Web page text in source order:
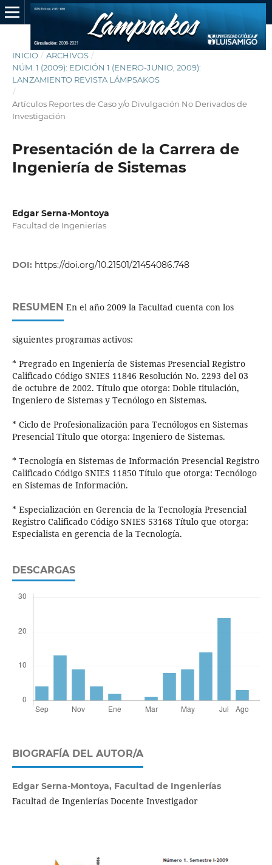
INICIO / ARCHIVOS /
NÚM. 1 (2009): EDICIÓN 1 (ENERO-JUNIO, 2009):
LANZAMIENTO REVISTA LÁMPSAKOS
/
Artículos Reportes de Caso y/o Divulgación No Derivados de
Investigación
Presentación de la Carrera de
Ingeniería de Sistemas
Edgar Serna-Montoya
Facultad de Ingenierías
DOI: https://doi.org/10.21501/21454086.748
RESUMEN En el año 2009 la Facultad cuenta con los
siguientes programas activos:
* Pregrado en Ingeniería de Sistemas Presencial Registro
Calificado Código SNIES 11846 Resolución No. 2293 del 03
de octubre de 2002. Título que otorga: Doble titulación,
Ingeniero de Sistemas y Tecnólogo en Sistemas.
* Ciclo de Profesionalización para Tecnólogos en Sistemas
Presencial Título que otorga: Ingeniero de Sistemas.
* Tecnología en Sistemas de Información Presencial Registro
Calificado Código SNIES 11850 Título que otorga: Tecnólogo
en Sistemas de Información.
* Especialización en Gerencia de la Tecnología Presencial
Registro Calificado Código SNIES 53168 Título que otorga:
Especialista en gerencia de la Tecnología.
DESCARGAS
BIOGRAFÍA DEL AUTOR/A
Edgar Serna-Montoya, Facultad de Ingenierías
Facultad de Ingenierías Docente Investigador